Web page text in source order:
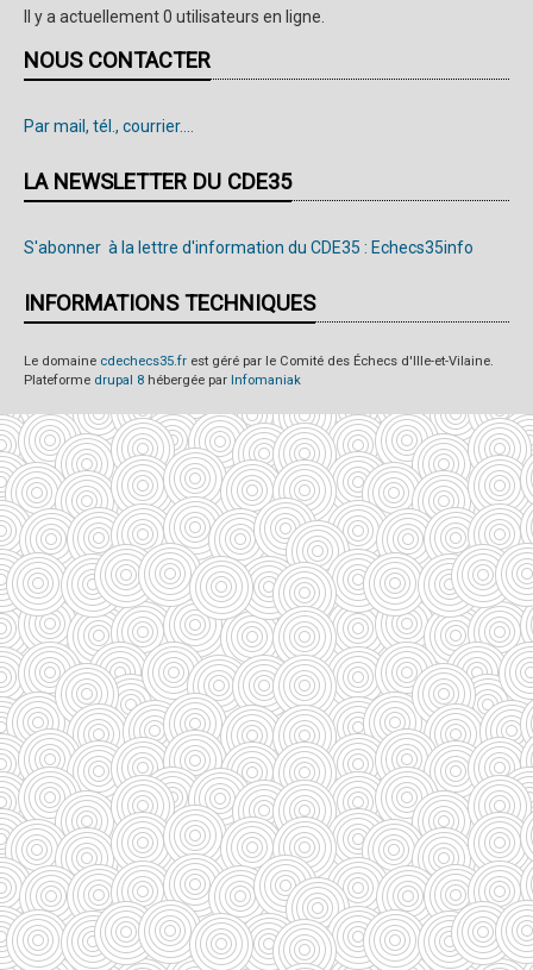
Il y a actuellement 0 utilisateurs en ligne.
NOUS CONTACTER
Par mail, tél., courrier....
LA NEWSLETTER DU CDE35
S'abonner à la lettre d'information du CDE35 : Echecs35info
INFORMATIONS TECHNIQUES
Le domaine cdechecs35.fr est géré par le Comité des Échecs d'Ille-et-Vilaine.
Plateforme drupal 8 hébergée par Infomaniak